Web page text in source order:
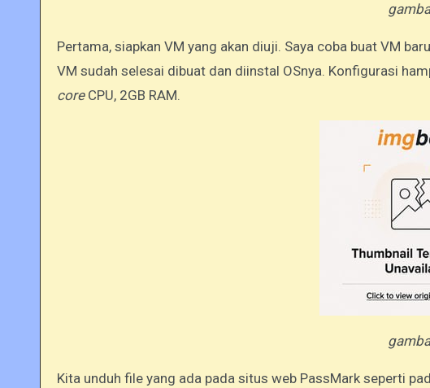
Pertama, siapkan VM yang akan diuji. Saya coba buat VM
VM sudah selesai dibuat dan diinstal OSnya. Konfigurasi
core CPU, 2GB RAM.
Kita unduh file yang ada pada situs web PassMark seperti